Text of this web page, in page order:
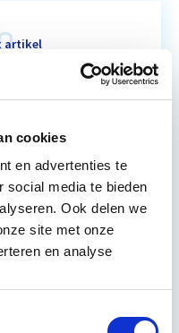
cookies
en advertenties te
social media te bieden
Ook delen we
site met onze
en analyse
artikel
(BOEI)
deskundigen die de
willen kunnen